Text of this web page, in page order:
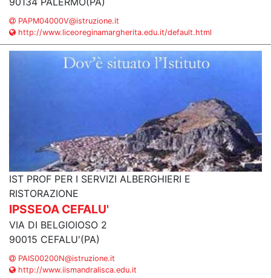
PAPM04000V@istruzione.it
http://www.liceoreginamargherita.edu.it/default.html
IST PROF PER I SERVIZI ALBERGHIERI E
RISTORAZIONE
IPSSEOA CEFALU'
VIA DI BELGIOIOSO 2
90015 CEFALU'(PA)
PAIS00200N@istruzione.it
http://www.iismandralisca.edu.it